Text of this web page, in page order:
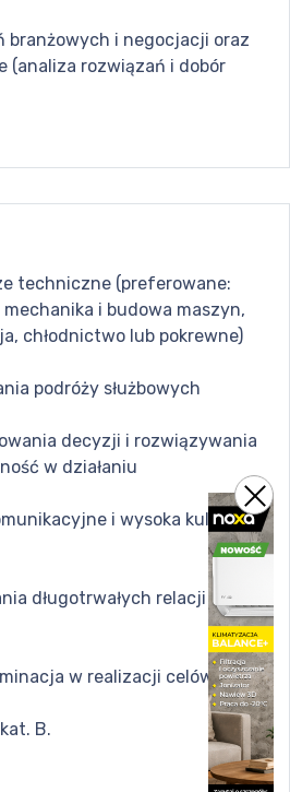
branżowych i negocjacji oraz
(analiza rozwiązań i dobór
techniczne (preferowane:
i budowa maszyn,
chłodnictwo lub pokrewne)
podróży służbowych
decyzji i rozwiązywania
w działaniu
i wysoka kultura
długotrwałych relacji z
w realizacji celów
B.